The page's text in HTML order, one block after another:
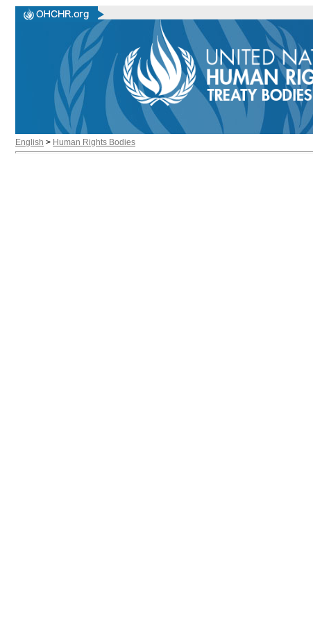
English > Human Rights Bodies